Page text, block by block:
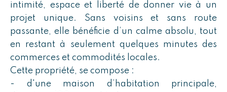
intimité, espace et liberté de donner vie à un
projet unique. Sans voisins et sans route
passante, elle bénéficie d’un calme absolu, tout
en restant à seulement quelques minutes des
commerces et commodités locales.
Cette propriété, se compose :
- d'une maison d’habitation principale,